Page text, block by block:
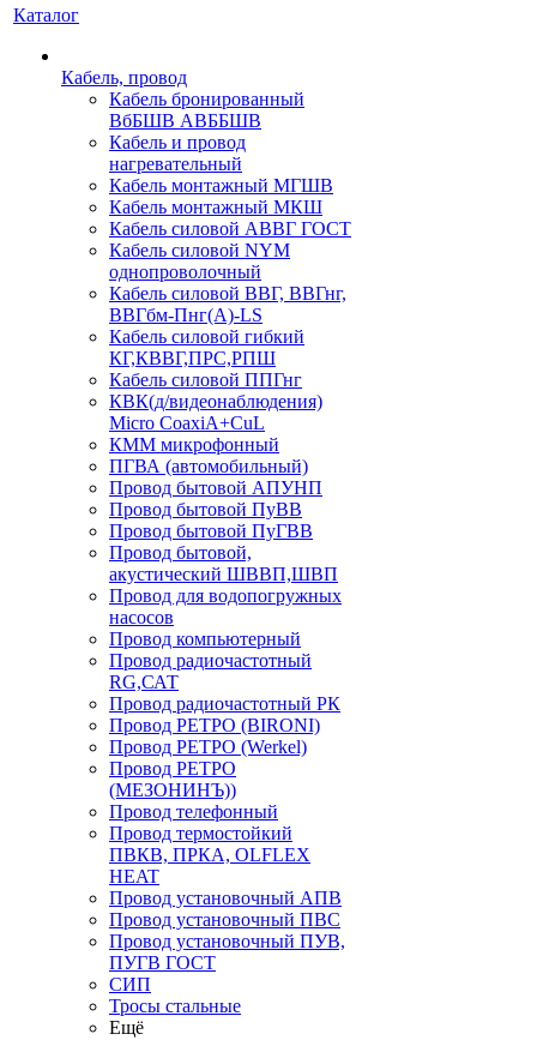
Каталог
Кабель, провод
Кабель бронированный
ВбБШВ АВББШВ
Кабель и провод
нагревательный
Кабель монтажный МГШВ
Кабель монтажный МКШ
Кабель силовой АВВГ ГОСТ
Кабель силовой NYM
однопроволочный
Кабель силовой ВВГ, ВВГнг,
ВВГбм-Пнг(А)-LS
Кабель силовой гибкий
КГ,КВВГ,ПРС,РПШ
Кабель силовой ППГнг
КВК(д/видеонаблюдения)
Micro CoaxiA+CuL
КММ микрофонный
ПГВА (автомобильный)
Провод бытовой АПУНП
Провод бытовой ПуВВ
Провод бытовой ПуГВВ
Провод бытовой,
акустический ШВВП,ШВП
Провод для водопогружных
насосов
Провод компьютерный
Провод радиочастотный
RG,САТ
Провод радиочастотный РК
Провод РЕТРО (BIRONI)
Провод РЕТРО (Werkel)
Провод РЕТРО
(МЕЗОНИНЪ))
Провод телефонный
Провод термостойкий
ПВКВ, ПРКА, OLFLEX
HEAT
Провод установочный АПВ
Провод установочный ПВС
Провод установочный ПУВ,
ПУГВ ГОСТ
СИП
Тросы стальные
Ещё